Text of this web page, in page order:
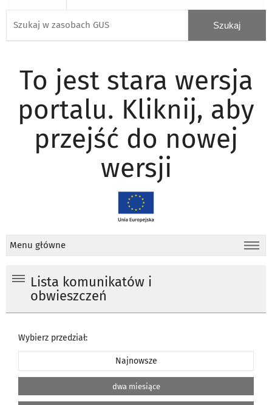
To jest stara wersja
portalu. Kliknij, aby
przejść do nowej
wersji
Menu główne
Lista komunikatów i
obwieszczeń
Wybierz przedział:
Najnowsze
dwa miesiące